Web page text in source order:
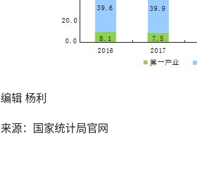
编辑 杨利
来源：国家统计局官网